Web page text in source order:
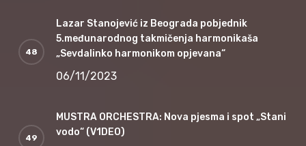
Lazar Stanojević iz Beograda pobjednik
5.međunarodnog takmičenja harmonikaša
„Sevdalinko harmonikom opjevana“
06/11/2023
MUSTRA ORCHESTRA: Nova pjesma i spot „Stani
vodo“ (V1DEO)